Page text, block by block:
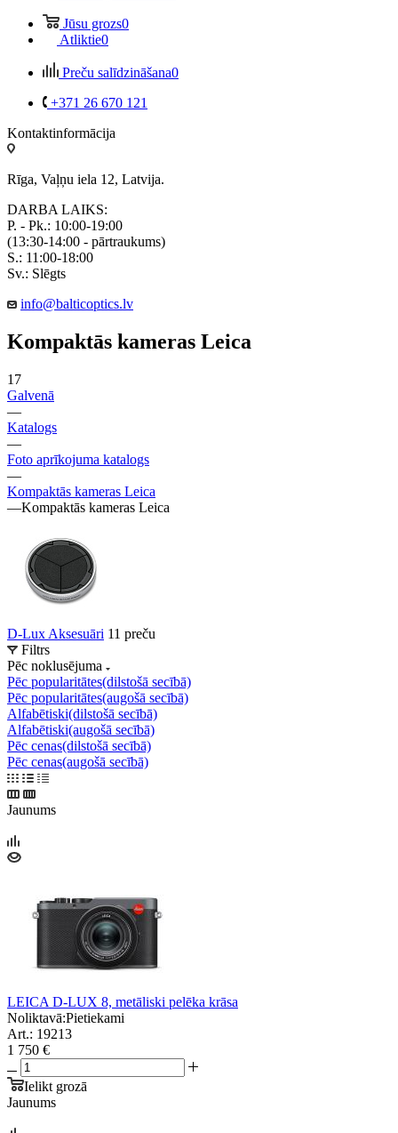
Jūsu grozs0
Atliktie0
Preču salīdzināšana0
+371 26 670 121
Kontaktinformācija
Rīga, Vaļņu iela 12, Latvija.
DARBA LAIKS:
P. - Pk.: 10:00-19:00
(13:30-14:00 - pārtraukums)
S.: 11:00-18:00
Sv.: Slēgts
info@balticoptics.lv
Kompaktās kameras Leica
17
Galvenā
—
Katalogs
—
Foto aprīkojuma katalogs
—
Kompaktās kameras Leica
—Kompaktās kameras Leica
D-Lux Aksesuāri 11 preču
Filtrs
Pēc noklusējuma
Pēc popularitātes(dilstošā secībā)
Pēc popularitātes(augošā secībā)
Alfabētiski(dilstošā secībā)
Alfabētiski(augošā secībā)
Pēc cenas(dilstošā secībā)
Pēc cenas(augošā secībā)
Jaunums
LEICA D-LUX 8, metāliski pelēka krāsa
Noliktavā:Pietiekami
Art.: 19213
1 750 €
Ielikt grozā
Jaunums